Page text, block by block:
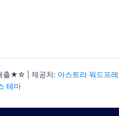
출★☆ | 제공처: 아스트라 워드프레
테마